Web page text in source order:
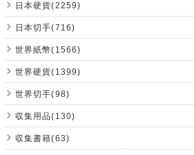
日本硬貨(2259)
日本切手(716)
世界紙幣(1566)
世界硬貨(1399)
世界切手(98)
収集用品(130)
収集書籍(63)